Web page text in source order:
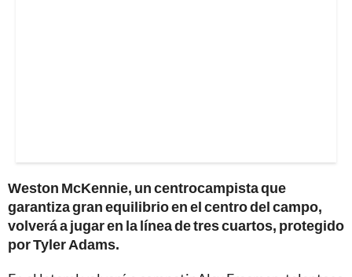
Weston McKennie, un centrocampista que
garantiza gran equilibrio en el centro del campo,
volverá a jugar en la línea de tres cuartos, protegido
por Tyler Adams.